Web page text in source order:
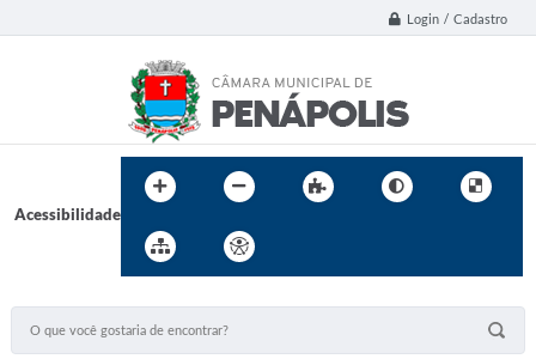
Login / Cadastro
Acessibilidade